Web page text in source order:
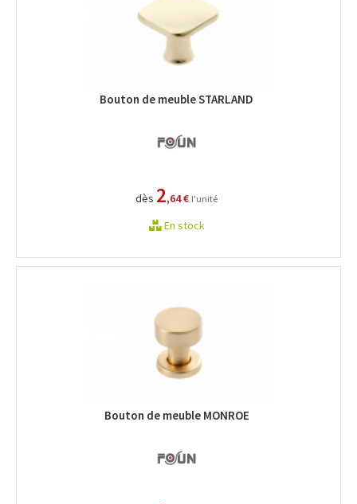
Bouton de meuble STARLAND
dès 2,64 € l'unité
En stock
Bouton de meuble MONROE